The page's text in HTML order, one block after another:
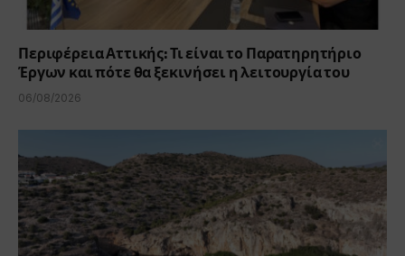
Περιφέρεια Αττικής: Τι είναι το Παρατηρητήριο
Έργων και πότε θα ξεκινήσει η λειτουργία του
06/08/2026